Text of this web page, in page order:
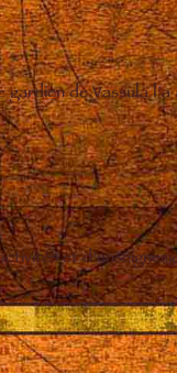
gardien de Vassula
et